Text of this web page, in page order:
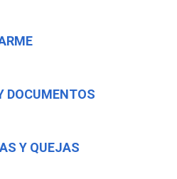
DOCUMENTOS
Y QUEJAS